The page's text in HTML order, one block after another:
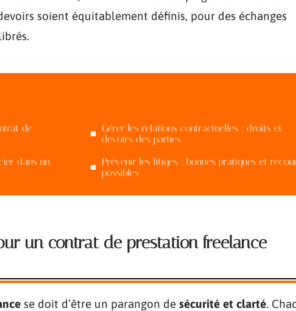
soient équitablement définis, pour des échanges
de
dans un
Gérer les relations contractuelles : droits et
devoirs des parties
Prévenir les litiges : bonnes pratiques et
possibles
un contrat de prestation freelance
se doit d’être un parangon de sécurité et clarté.